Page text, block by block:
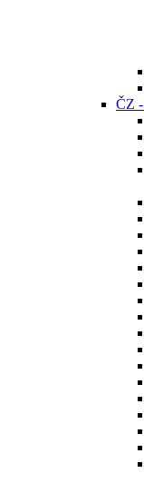
ČZ